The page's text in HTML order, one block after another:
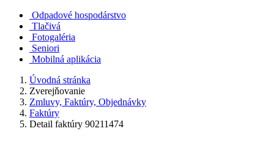
Odpadové hospodárstvo
Tlačivá
Fotogaléria
Seniori
Mobilná aplikácia
Úvodná stránka
Zverejňovanie
Zmluvy, Faktúry, Objednávky
Faktúry
Detail faktúry 90211474